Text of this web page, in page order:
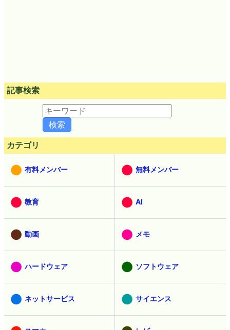
記事検索
カテゴリ
有料メンバー 無料メンバー
教育 AI
動画 メモ
ハードウェア ソフトウェア
ネットサービス サイエンス